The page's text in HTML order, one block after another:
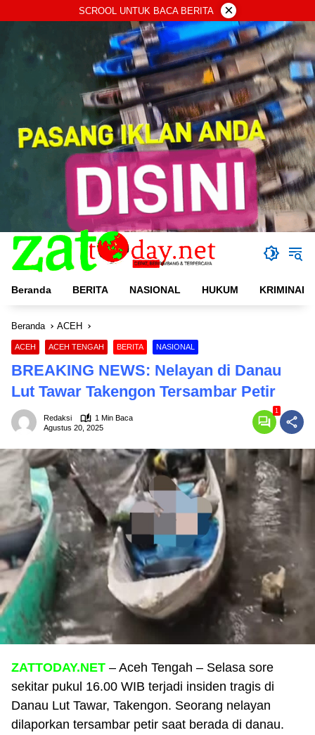
ke
SCROOL UNTUK BACA BERITA ×
Beranda BERITA NASIONAL HUKUM KRIMINAL
Beranda ACEH
ACEH ACEH TENGAH BERITA NASIONAL
BREAKING NEWS: Nelayan di Danau
Lut Tawar Takengon Tersambar Petir
Redaksi
1 Min Baca
Agustus 20, 2025
1
ZATTODAY.NET – Aceh Tengah – Selasa sore
sekitar pukul 16.00 WIB terjadi insiden tragis di
Danau Lut Tawar, Takengon. Seorang nelayan
dilaporkan tersambar petir saat berada di danau.